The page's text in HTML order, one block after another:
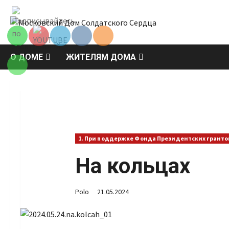
Перейти
содержимому
О ДОМЕ ЖИТЕЛЯМ ДОМА
1. При поддержке Фонда Президентских
На кольцах
Polo 21.05.2024
Set Youtube
Channel ID